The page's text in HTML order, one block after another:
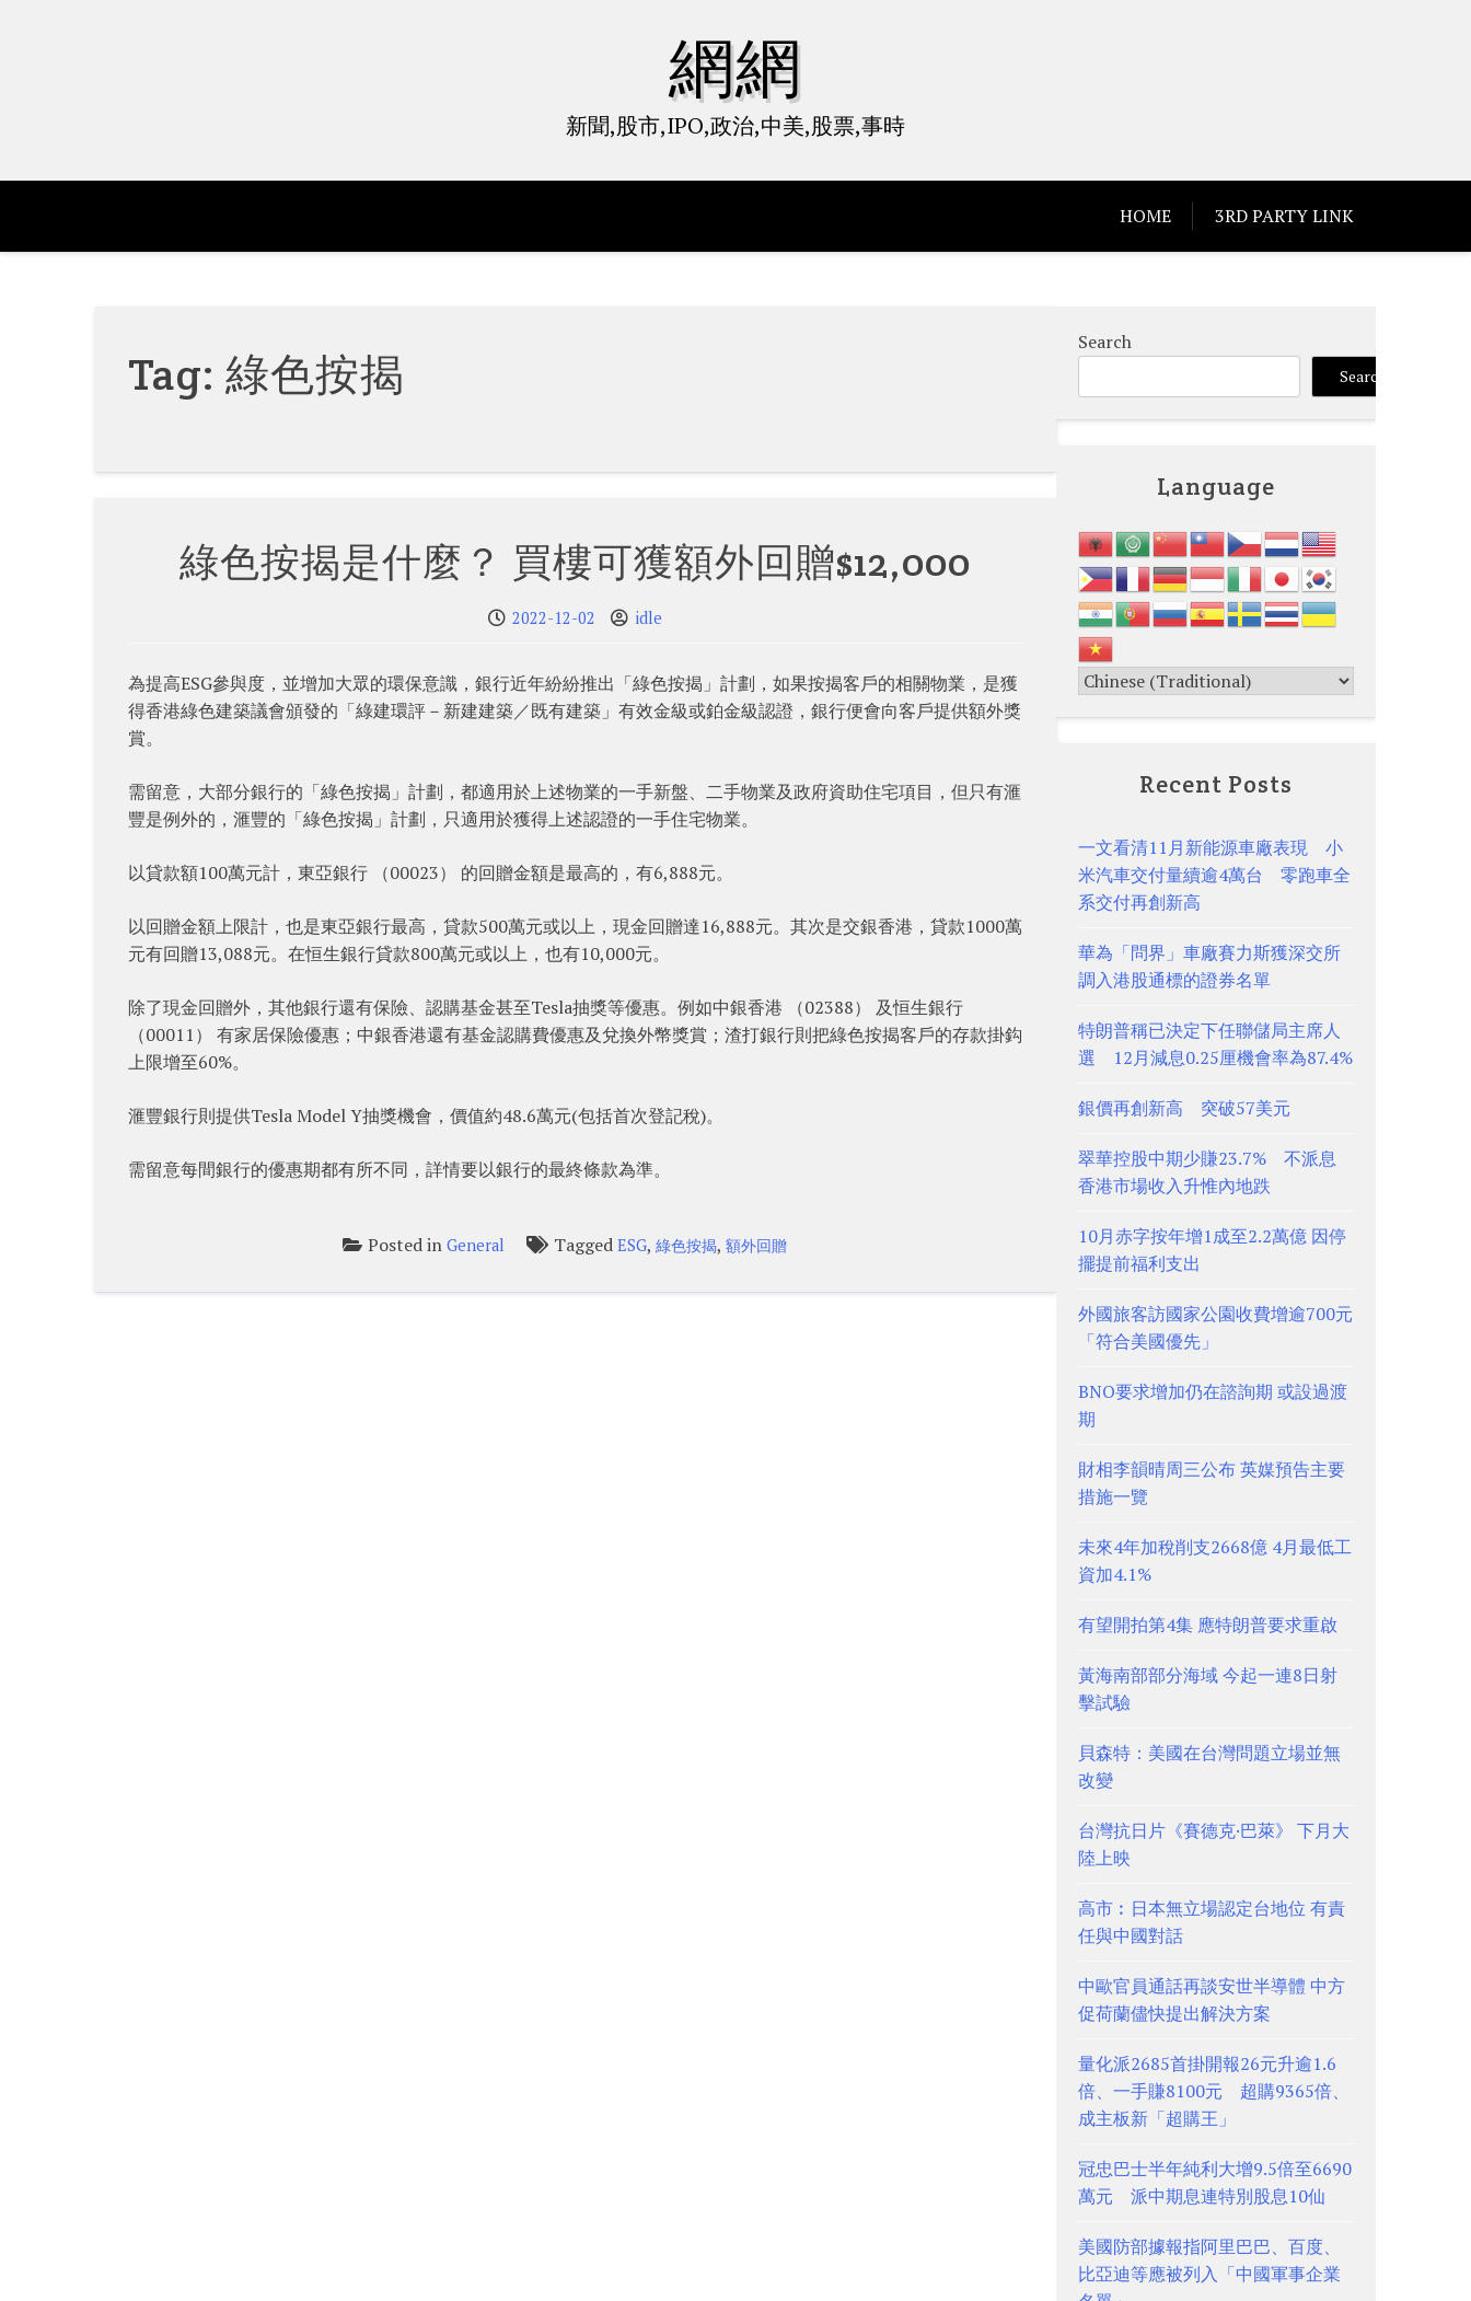
網網
新聞,股市,IPO,政治,中美,股票,事時
HOME 3RD PARTY LINK
Tag: 綠色按揭
綠色按揭是什麼？ 買樓可獲額外回贈$12,000
2022-12-02 idle
為提高ESG參與度，並增加大眾的環保意識，銀行近年紛紛推出「綠色按揭」計劃，如果按揭客戶的相關物業，是獲
得香港綠色建築議會頒發的「綠建環評－新建建築／既有建築」有效金級或鉑金級認證，銀行便會向客戶提供額外獎
賞。
需留意，大部分銀行的「綠色按揭」計劃，都適用於上述物業的一手新盤、二手物業及政府資助住宅項目，但只有滙
豐是例外的，滙豐的「綠色按揭」計劃，只適用於獲得上述認證的一手住宅物業。
以貸款額100萬元計，東亞銀行 （00023） 的回贈金額是最高的，有6,888元。
以回贈金額上限計，也是東亞銀行最高，貸款500萬元或以上，現金回贈達16,888元。其次是交銀香港，貸款1000萬
元有回贈13,088元。在恒生銀行貸款800萬元或以上，也有10,000元。
除了現金回贈外，其他銀行還有保險、認購基金甚至Tesla抽獎等優惠。例如中銀香港 （02388） 及恒生銀行
（00011） 有家居保險優惠；中銀香港還有基金認購費優惠及兌換外幣獎賞；渣打銀行則把綠色按揭客戶的存款掛鈎
上限增至60%。
滙豐銀行則提供Tesla Model Y抽獎機會，價值約48.6萬元(包括首次登記稅)。
需留意每間銀行的優惠期都有所不同，詳情要以銀行的最終條款為準。
Posted in General Tagged ESG, 綠色按揭, 額外回贈
Search
Search
Language
Recent Posts
一文看清11月新能源車廠表現 小
米汽車交付量續逾4萬台 零跑車全
系交付再創新高
華為「問界」車廠賽力斯獲深交所
調入港股通標的證券名單
特朗普稱已決定下任聯儲局主席人
選 12月減息0.25厘機會率為87.4%
銀價再創新高 突破57美元
翠華控股中期少賺23.7% 不派息
香港市場收入升惟內地跌
10月赤字按年增1成至2.2萬億 因停
擺提前福利支出
外國旅客訪國家公園收費增逾700元
「符合美國優先」
BNO要求增加仍在諮詢期 或設過渡
期
財相李韻晴周三公布 英媒預告主要
措施一覽
未來4年加稅削支2668億 4月最低工
資加4.1%
有望開拍第4集 應特朗普要求重啟
黃海南部部分海域 今起一連8日射
擊試驗
貝森特：美國在台灣問題立場並無
改變
台灣抗日片《賽德克·巴萊》 下月大
陸上映
高市︰日本無立場認定台地位 有責
任與中國對話
中歐官員通話再談安世半導體 中方
促荷蘭儘快提出解決方案
量化派2685首掛開報26元升逾1.6
倍、一手賺8100元 超購9365倍、
成主板新「超購王」
冠忠巴士半年純利大增9.5倍至6690
萬元 派中期息連特別股息10仙
美國防部據報指阿里巴巴、百度、
比亞迪等應被列入「中國軍事企業